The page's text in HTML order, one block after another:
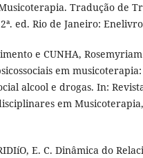
Tradução de
ed. Rio de Janeiro:
e CUNHA,
em
alcool e drogas. In:
em
E. C. Dinâmica do